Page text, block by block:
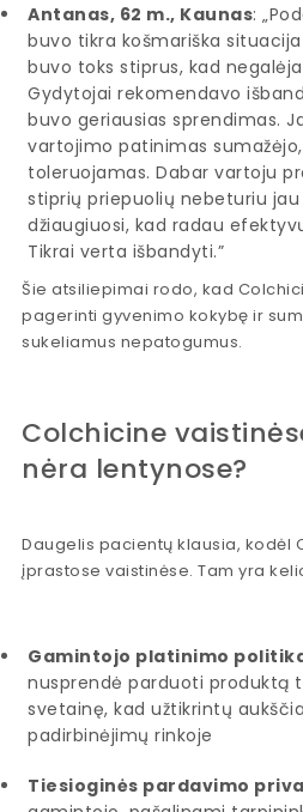
Antanas, 62 m., Kaunas:
buvo tikra košmariška
buvo toks stiprus, kad
Gydytojai rekomendavo
buvo geriausias sprendimas.
vartojimo patinimas
toleruojamas. Dabar vartoju
stiprių priepuolių nebeturiu
džiaugiuosi, kad radau
Tikrai verta išbandyti.”
Šie atsiliepimai rodo, kad
pagerinti gyvenimo kokybę ir
sukeliamus nepatogumus.
Colchicine
nėra lentynose?
Daugelis pacientų klausia, kodėl
įprastose vaistinėse. Tam yra
Gamintojo platinimo
nusprendė parduoti produktą
svetainę, kad užtikrintų
padirbinėjimų rinkoje
Tiesioginės pardavimo